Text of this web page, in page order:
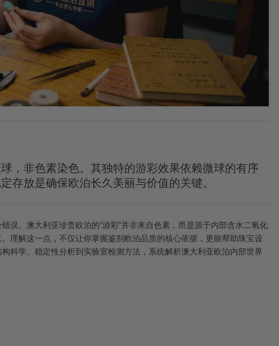
，非色素染色。其独特的游彩效果依赖微球的有序
存放是确保欧泊长久美丽与价值的关键。
误。澳大利亚珍贵欧泊的"游彩"并非来自色素，而是源于内部含水二氧化
理解这一点，不仅让你掌握鉴别欧泊品质的核心依据，更能帮助珠宝设
科学、稳定性分析到实验室检测方法，系统解析澳大利亚欧泊内部世界